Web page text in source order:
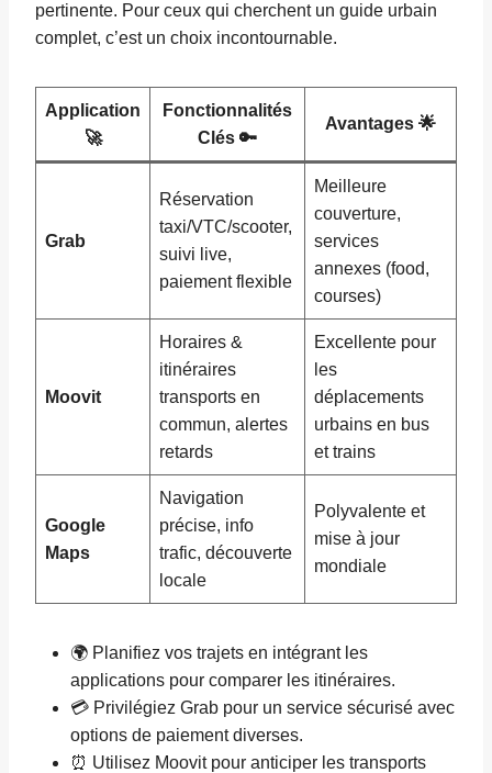
pertinente. Pour ceux qui cherchent un guide urbain
complet, c’est un choix incontournable.
Application
🚀
Fonctionnalités
Clés 🔑
Avantages 🌟
Grab
Réservation
taxi/VTC/scooter,
suivi live,
paiement flexible
Meilleure
couverture,
services
annexes (food,
courses)
Moovit
Horaires &
itinéraires
transports en
commun, alertes
retards
Excellente pour
les
déplacements
urbains en bus
et trains
Google
Maps
Navigation
précise, info
trafic, découverte
locale
Polyvalente et
mise à jour
mondiale
🌍 Planifiez vos trajets en intégrant les
applications pour comparer les itinéraires.
💳 Privilégiez Grab pour un service sécurisé avec
options de paiement diverses.
⏰ Utilisez Moovit pour anticiper les transports